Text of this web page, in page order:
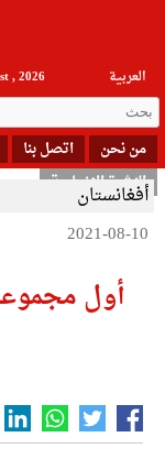
العربیة , 2026
من نحن اتصل بنا
النشرة الإخبارية
أفغانستان
2021-08-10
أول